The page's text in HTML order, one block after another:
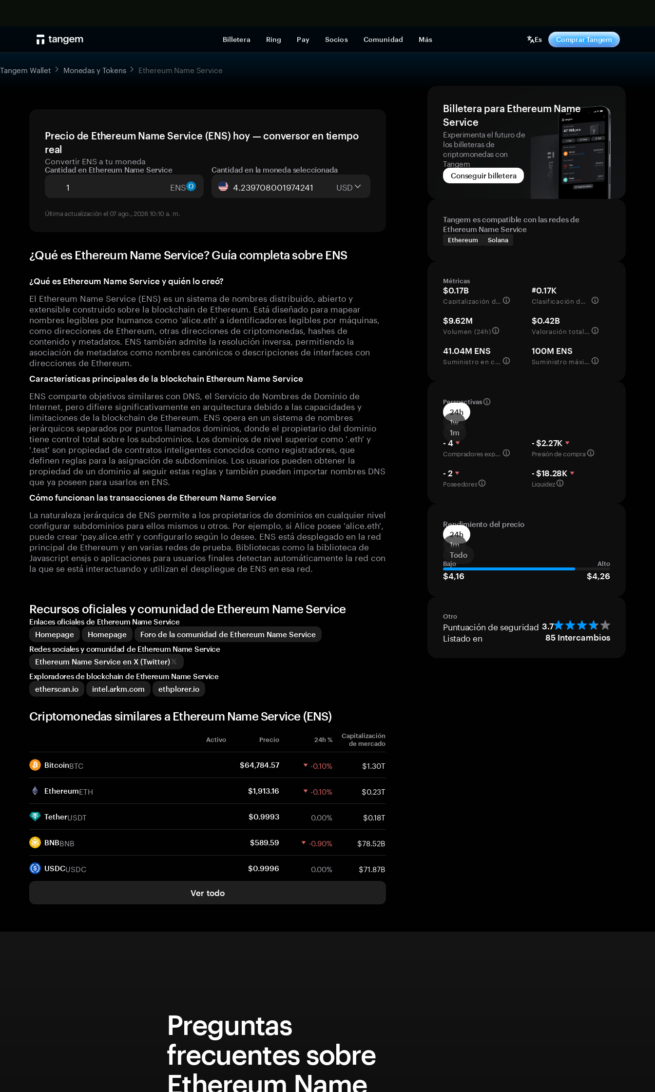
Billetera Ring Pay Socios Comunidad Más Es Comprar Tangem
Tangem Wallet Monedas y Tokens Ethereum Name Service
Precio de Ethereum Name Service (ENS) hoy — conversor en tiempo
real
Convertir ENS a tu moneda
Cantidad en Ethereum Name Service
ENS
Cantidad en la moneda seleccionada
USD
Última actualización el 07 ago., 2026 10:10 a. m.
¿Qué es Ethereum Name Service? Guía completa sobre ENS
¿Qué es Ethereum Name Service y quién lo creó?
El Ethereum Name Service (ENS) es un sistema de nombres distribuido, abierto y
extensible construido sobre la blockchain de Ethereum. Está diseñado para mapear
nombres legibles por humanos como 'alice.eth' a identificadores legibles por máquinas,
como direcciones de Ethereum, otras direcciones de criptomonedas, hashes de
contenido y metadatos. ENS también admite la resolución inversa, permitiendo la
asociación de metadatos como nombres canónicos o descripciones de interfaces con
direcciones de Ethereum.
Características principales de la blockchain Ethereum Name Service
ENS comparte objetivos similares con DNS, el Servicio de Nombres de Dominio de
Internet, pero difiere significativamente en arquitectura debido a las capacidades y
limitaciones de la blockchain de Ethereum. ENS opera en un sistema de nombres
jerárquicos separados por puntos llamados dominios, donde el propietario del dominio
tiene control total sobre los subdominios. Los dominios de nivel superior como '.eth' y
'.test' son propiedad de contratos inteligentes conocidos como registradores, que
definen reglas para la asignación de subdominios. Los usuarios pueden obtener la
propiedad de un dominio al seguir estas reglas y también pueden importar nombres DNS
que ya poseen para usarlos en ENS.
Cómo funcionan las transacciones de Ethereum Name Service
La naturaleza jerárquica de ENS permite a los propietarios de dominios en cualquier nivel
configurar subdominios para ellos mismos u otros. Por ejemplo, si Alice posee 'alice.eth',
puede crear 'pay.alice.eth' y configurarlo según lo desee. ENS está desplegado en la red
principal de Ethereum y en varias redes de prueba. Bibliotecas como la biblioteca de
Javascript ensjs o aplicaciones para usuarios finales detectan automáticamente la red con
la que se está interactuando y utilizan el despliegue de ENS en esa red.
Billetera para Ethereum Name
Service
Experimenta el futuro de
los billeteras de
criptomonedas con
Tangem
Conseguir billetera
Tangem es compatible con las redes de
Ethereum Name Service
Ethereum Solana
Métricas
$0.17B
Capitalización de mercado
#0.17K
Clasificación del mercado
$9.62M
Volumen (24h)
$0.42B
Valoración totalmente diluida
41.04M ENS
Suministro en circulación
100M ENS
Suministro máximo
Perspectivas
24h
1w
1m
- 4
Compradores experimentados
- $2.27K
Presión de compra
- 2
Poseedores
- $18.28K
Liquidez
Rendimiento del precio
24h
1m
Todo
Bajo Alto
$4,16 $4,26
Otro
Puntuación de seguridad 3.7
Listado en 85 Intercambios
Recursos oficiales y comunidad de Ethereum Name Service
Enlaces oficiales de Ethereum Name Service
Homepage
Homepage
Foro de la comunidad de Ethereum Name Service
Redes sociales y comunidad de Ethereum Name Service
Ethereum Name Service en X (Twitter)
Exploradores de blockchain de Ethereum Name Service
etherscan.io
intel.arkm.com ethplorer.io
Criptomonedas similares a Ethereum Name Service (ENS)
Activo Precio 24h %
Capitalización
de mercado
BitcoinBTC $64,784.57 -0.10% $1.30T
EthereumETH $1,913.16 -0.10% $0.23T
TetherUSDT $0.9993 0.00% $0.18T
BNBBNB $589.59 -0.90% $78.52B
USDCUSDC $0.9996 0.00% $71.87B
Ver todo
Preguntas
frecuentes sobre
Ethereum Name